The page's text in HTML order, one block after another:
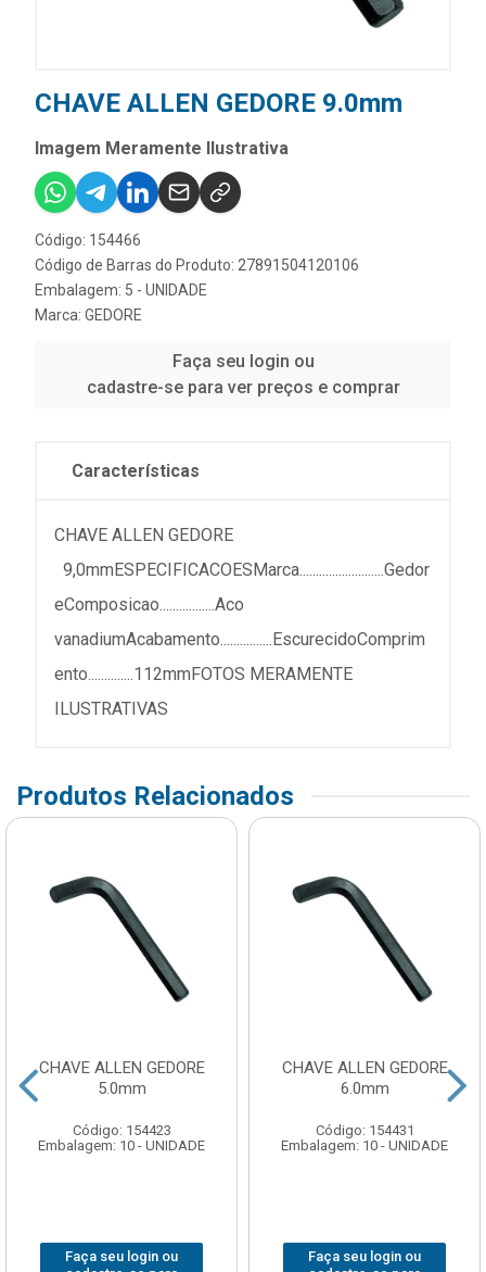
CHAVE ALLEN GEDORE 9.0mm
Imagem Meramente Ilustrativa
Código: 154466
Código de Barras do Produto: 27891504120106
Embalagem: 5 - UNIDADE
Marca: GEDORE
Faça seu login ou
cadastre-se para ver preços e comprar
Características
CHAVE ALLEN GEDORE
9,0mmESPECIFICACOESMarca..........................Gedor
eComposicao.................Aco
vanadiumAcabamento................EscurecidoComprim
ento..............112mmFOTOS MERAMENTE
ILUSTRATIVAS
Produtos Relacionados
CHAVE ALLEN GEDORE
5.0mm
Código: 154423
Embalagem: 10 - UNIDADE
Faça seu login ou
CHAVE ALLEN GEDORE
6.0mm
Código: 154431
Embalagem: 10 - UNIDADE
Faça seu login ou